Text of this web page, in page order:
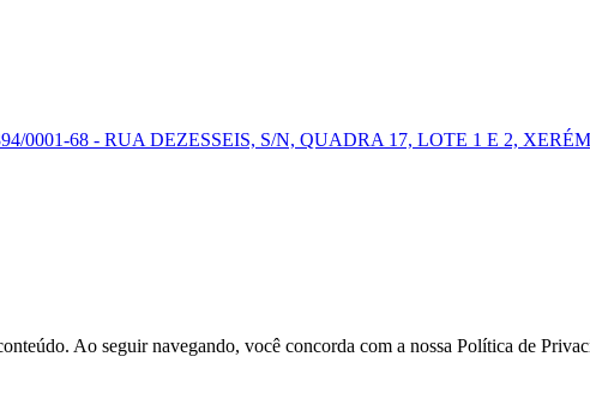
0001-68 - RUA DEZESSEIS, S/N, QUADRA 17, LOTE 1 E 2,
Ao seguir navegando, você concorda com a nossa Política de